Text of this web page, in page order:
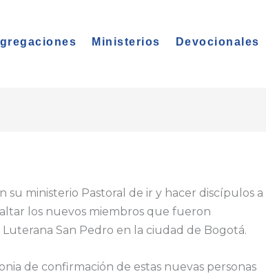
Ministerios Devocionales
su ministerio Pastoral de ir y hacer discípulos a
los nuevos miembros que fueron
San Pedro en la ciudad de Bogotá.
de confirmación de estas nuevas personas